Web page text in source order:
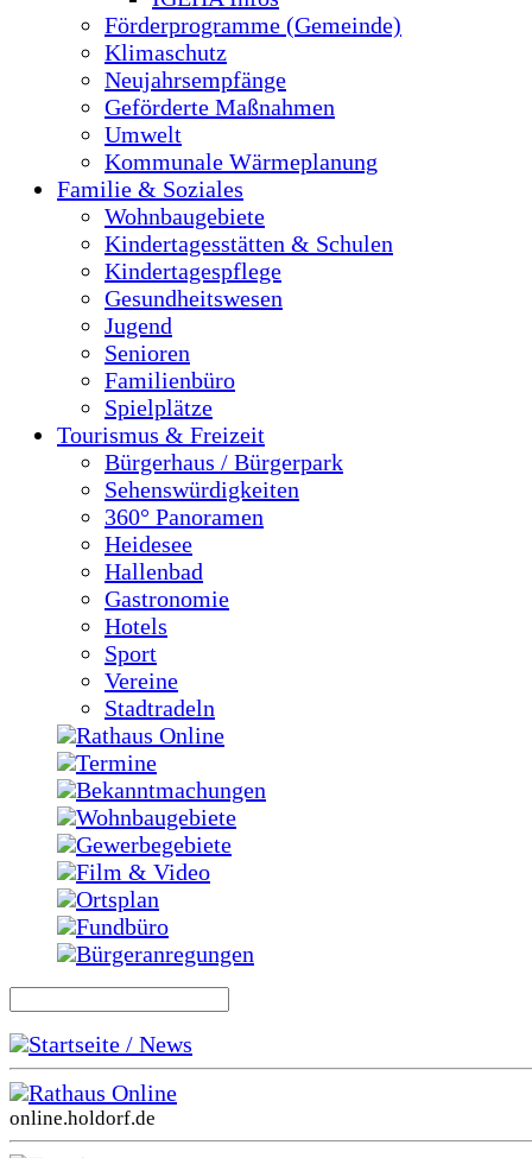
Förderprogramme (Gemeinde)
Klimaschutz
Neujahrsempfänge
Geförderte Maßnahmen
Umwelt
Kommunale Wärmeplanung
Familie & Soziales
Wohnbaugebiete
Kindertagesstätten & Schulen
Kindertagespflege
Gesundheitswesen
Jugend
Senioren
Familienbüro
Spielplätze
Tourismus & Freizeit
Bürgerhaus / Bürgerpark
Sehenswürdigkeiten
360° Panoramen
Heidesee
Hallenbad
Gastronomie
Hotels
Sport
Vereine
Stadtradeln
Rathaus Online
Termine
Bekanntmachungen
Wohnbaugebiete
Gewerbegebiete
Film & Video
Ortsplan
Fundbüro
Bürgeranregungen
Startseite / News
Rathaus Online
online.holdorf.de